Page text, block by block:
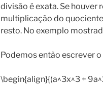
divisão é exata. Se houver
multiplicação do
resto. No exemplo
Podemos então escrever
\begin{align}{(a^3x^3 +